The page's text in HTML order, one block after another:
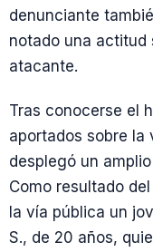
denunciante
notado una actitud
atacante.
Tras conocerse el
aportados sobre la
desplegó un
Como resultado
la vía pública un
S., de 20 años,